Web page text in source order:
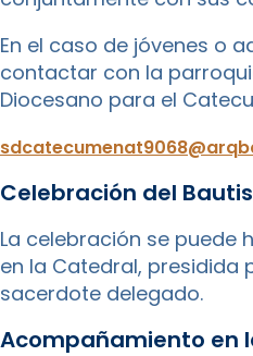
En el caso de jóvenes o
contactar con la
Diocesano para el
Celebración del
La celebración se puede
en la Catedral, presidida
sacerdote delegado.
Acompañamiento en